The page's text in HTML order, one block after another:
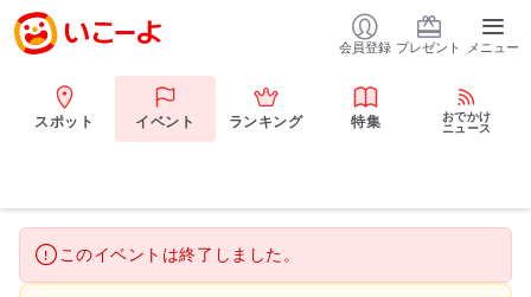
会員登録 プレゼント メニュー
スポット イベント ランキング 特集
おでかけ
ニュース
このイベントは終了しました。